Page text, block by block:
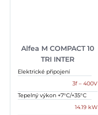
Alfea M COMPACT 10
TRI INTER
Elektrické připojení
3f – 400V
Tepelný výkon +7°C/+35°C
14.19 kW